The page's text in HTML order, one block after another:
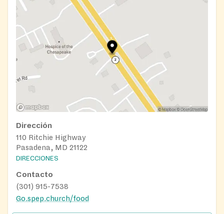
Dirección
110 Ritchie Highway
Pasadena, MD 21122
DIRECCIONES
Contacto
(301) 915-7538
Go.spep.church/food